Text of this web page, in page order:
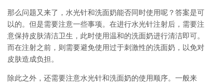
那么问题又来了，水光针和洗面奶能否同时使用呢？答案是可
以的。但是需要注意一些事项。在进行水光针注射后，需要注
意保持皮肤清洁卫生，此时使用温和的洗面奶进行清洁即可。
而在注射之前，则需要避免使用过于刺激性的洗面奶，以免对
皮肤造成负担。
除此之外，还需要注意水光针和洗面奶的使用顺序。一般来